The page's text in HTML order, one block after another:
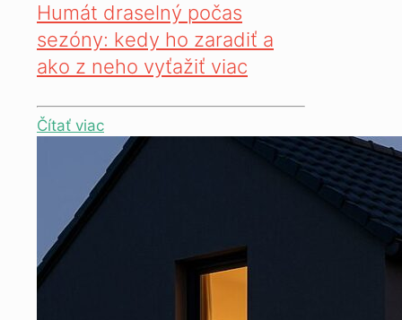
Humát draselný počas
sezóny: kedy ho zaradiť a
ako z neho vyťažiť viac
Čítať viac